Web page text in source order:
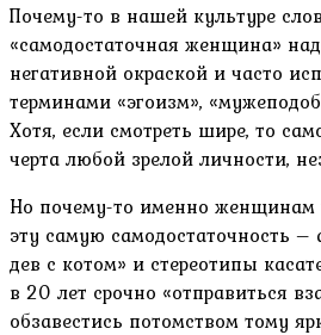
Почему-то в нашей культуре
«самодостаточная женщина»
негативной окраской и часто
терминами «эгоизм»,
Хотя, если смотреть шире, то
черта любой зрелой личности,
Но почему-то именно женщинам
эту самую самодостаточность –
дев с котом» и стереотипы
в 20 лет срочно «отправиться
обзавестись потомством тому